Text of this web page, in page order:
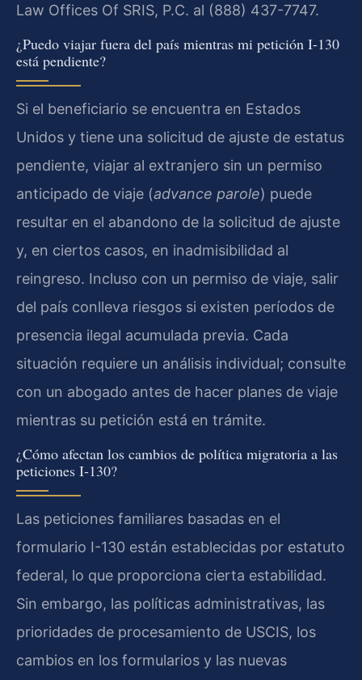
Law Offices Of SRIS, P.C. al (888) 437-7747.
¿Puedo viajar fuera del país mientras mi petición I-130
está pendiente?
Si el beneficiario se encuentra en Estados
Unidos y tiene una solicitud de ajuste de estatus
pendiente, viajar al extranjero sin un permiso
anticipado de viaje (advance parole) puede
resultar en el abandono de la solicitud de ajuste
y, en ciertos casos, en inadmisibilidad al
reingreso. Incluso con un permiso de viaje, salir
del país conlleva riesgos si existen períodos de
presencia ilegal acumulada previa. Cada
situación requiere un análisis individual; consulte
con un abogado antes de hacer planes de viaje
mientras su petición está en trámite.
¿Cómo afectan los cambios de política migratoria a las
peticiones I-130?
Las peticiones familiares basadas en el
formulario I-130 están establecidas por estatuto
federal, lo que proporciona cierta estabilidad.
Sin embargo, las políticas administrativas, las
prioridades de procesamiento de USCIS, los
cambios en los formularios y las nuevas